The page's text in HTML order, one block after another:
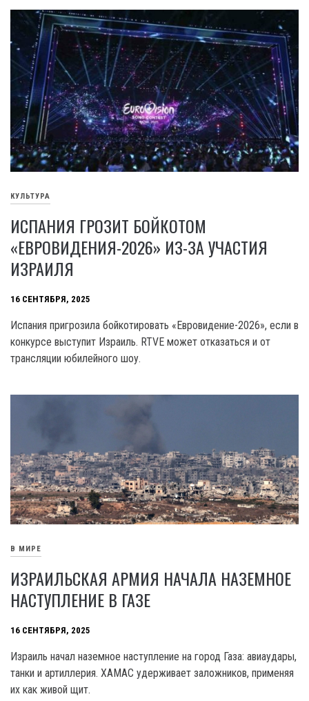
КУЛЬТУРА
ИСПАНИЯ ГРОЗИТ БОЙКОТОМ
«ЕВРОВИДЕНИЯ-2026» ИЗ-ЗА УЧАСТИЯ
ИЗРАИЛЯ
16 СЕНТЯБРЯ, 2025
Испания пригрозила бойкотировать «Евровидение-2026», если в
конкурсе выступит Израиль. RTVE может отказаться и от
трансляции юбилейного шоу.
В МИРЕ
ИЗРАИЛЬСКАЯ АРМИЯ НАЧАЛА НАЗЕМНОЕ
НАСТУПЛЕНИЕ В ГАЗЕ
16 СЕНТЯБРЯ, 2025
Израиль начал наземное наступление на город Газа: авиаудары,
танки и артиллерия. ХАМАС удерживает заложников, применяя
их как живой щит.